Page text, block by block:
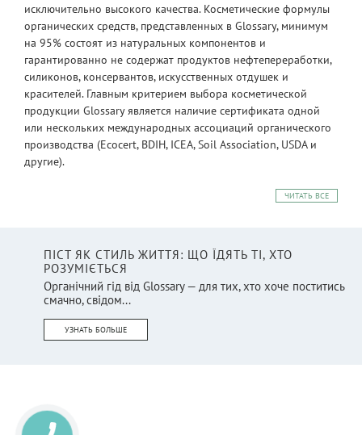
исключительно высокого качества. Косметические формулы
органических средств, представленных в Glossary, минимум
на 95% состоят из натуральных компонентов и
гарантированно не содержат продуктов нефтепереработки,
силиконов, консервантов, искусственных отдушек и
красителей. Главным критерием выбора косметической
продукции Glossary является наличие сертификата одной
или нескольких международных ассоциаций органического
производства (Ecocert, BDIH, ICEA, Soil Association, USDA и
другие).
ЧИТАТЬ ВСЕ
ПІСТ ЯК СТИЛЬ ЖИТТЯ: ЩО ЇДЯТЬ ТІ, ХТО
РОЗУМІЄТЬСЯ
Органічний гід від Glossary — для тих, хто хоче поститись
смачно, свідом...
УЗНАТЬ БОЛЬШЕ